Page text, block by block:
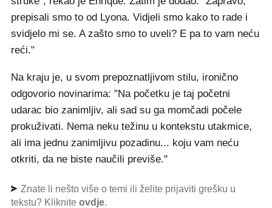
prepisali smo to od Lyona. Vidjeli smo kako to rade i
svidjelo mi se. A zašto smo to uveli? E pa to vam neću
reći."
Na kraju je, u svom prepoznatljivom stilu, ironično
odgovorio novinarima: "Na početku je taj početni
udarac bio zanimljiv, ali sad su ga momčadi počele
prokuživati. Nema neku težinu u kontekstu utakmice,
ali ima jednu zanimljivu pozadinu... koju vam neću
otkriti, da ne biste naučili previše."
Znate li nešto više o temi ili želite prijaviti grešku u
tekstu? Kliknite ovdje.